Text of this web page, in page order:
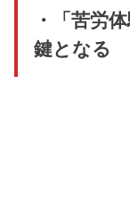
・「苦労
鍵となる